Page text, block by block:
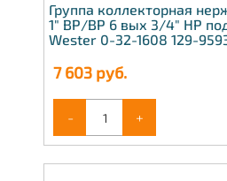
Группа коллекторная
1" ВР/ВР 6 вых 3/4" НР
Wester 0-32-1608 129-
7 603 руб.
- +